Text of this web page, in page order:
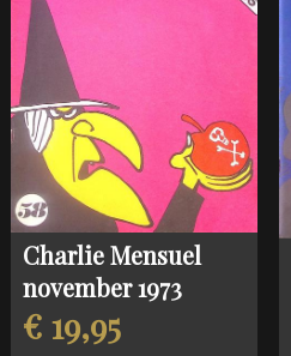
Charlie Mensuel
november 1973
€ 19,95